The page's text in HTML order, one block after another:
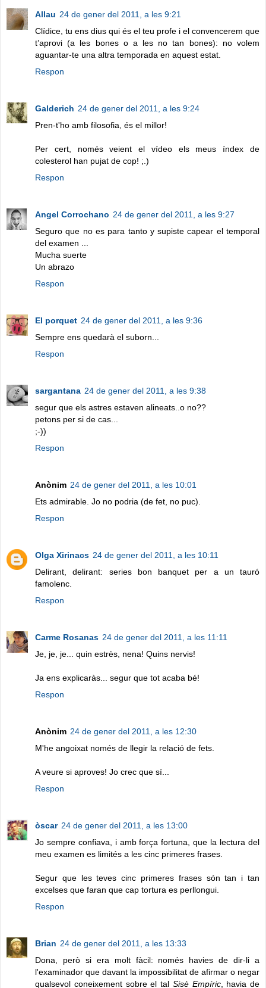
Allau 24 de gener del 2011, a les 9:21
Clídice, tu ens dius qui és el teu profe i el convencerem que
t’aprovi (a les bones o a les no tan bones): no volem
aguantar-te una altra temporada en aquest estat.
Respon
Galderich 24 de gener del 2011, a les 9:24
Pren-t'ho amb filosofia, és el millor!
Per cert, només veient el vídeo els meus índex de
colesterol han pujat de cop! ;.)
Respon
Angel Corrochano 24 de gener del 2011, a les 9:27
Seguro que no es para tanto y supiste capear el temporal
del examen ...
Mucha suerte
Un abrazo
Respon
El porquet 24 de gener del 2011, a les 9:36
Sempre ens quedarà el suborn...
Respon
sargantana 24 de gener del 2011, a les 9:38
segur que els astres estaven alineats..o no??
petons per si de cas...
;-))
Respon
Anònim 24 de gener del 2011, a les 10:01
Ets admirable. Jo no podria (de fet, no puc).
Respon
Olga Xirinacs 24 de gener del 2011, a les 10:11
Delirant, delirant: series bon banquet per a un tauró
famolenc.
Respon
Carme Rosanas 24 de gener del 2011, a les 11:11
Je, je, je... quin estrès, nena! Quins nervis!
Ja ens explicaràs... segur que tot acaba bé!
Respon
Anònim 24 de gener del 2011, a les 12:30
M'he angoixat només de llegir la relació de fets.
A veure si aproves! Jo crec que sí...
Respon
òscar 24 de gener del 2011, a les 13:00
Jo sempre confiava, i amb força fortuna, que la lectura del
meu examen es limités a les cinc primeres frases.
Segur que les teves cinc primeres frases són tan i tan
excelses que faran que cap tortura es perllongui.
Respon
Brian 24 de gener del 2011, a les 13:33
Dona, però si era molt fàcil: només havies de dir-li a
l'examinador que davant la impossibilitat de afirmar o negar
qualsevol coneixement sobre el tal Sisè Empíric, havia de